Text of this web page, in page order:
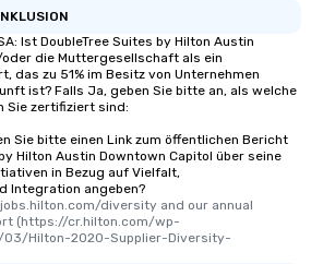
Ist DoubleTree Suites by Hilton Austin
die Muttergesellschaft als ein
das zu 51% im Besitz von Unternehmen
ist? Falls Ja, geben Sie bitte an, als welche
Sie zertifiziert sind:
Sie bitte einen Link zum öffentlichen Bericht
Hilton Austin Downtown Capitol über seine
in Bezug auf Vielfalt,
Integration angeben?
diversity and our annual
(https://cr.hilton.com/wp-
Hilton-2020-Supplier-Diversity-